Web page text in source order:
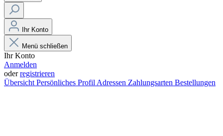
Ihr Konto
Menü schließen
Ihr Konto
Anmelden
oderregistrieren
Übersicht Persönliches Profil Adressen Zahlungsarten Bestellungen